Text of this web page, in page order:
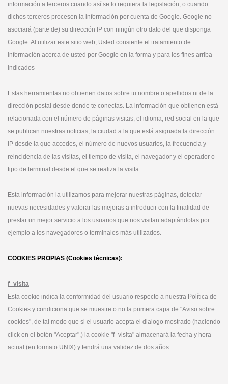
información a terceros cuando así se lo requiera la legislación, o cuando
dichos terceros procesen la información por cuenta de Google. Google no
asociará (parte de) su dirección IP con ningún otro dato del que disponga
Google. Al utilizar este sitio web, Usted consiente el tratamiento de
información acerca de usted por Google en la forma y para los fines arriba
indicados
Estas herramientas no obtienen datos sobre tu nombre o apellidos ni de la
dirección postal desde donde te conectas. La información que obtienen está
relacionada con el número de páginas visitas, el idioma, red social en la que
se publican nuestras noticias, la ciudad a la que está asignada la dirección
IP desde la que accedes, el número de nuevos usuarios, la frecuencia y
reincidencia de las visitas, el tiempo de visita, el navegador y el operador o
tipo de terminal desde el que se realiza la visita.
Esta información la utilizamos para mejorar nuestras páginas, detectar
nuevas necesidades y valorar las mejoras a introducir con la finalidad de
prestar un mejor servicio a los usuarios que nos visitan adaptándolas por
ejemplo a los navegadores o terminales más utilizados.
COOKIES PROPIAS (Cookies técnicas):
f_visita
Esta cookie indica la conformidad del usuario respecto a nuestra Política de
Cookies y condiciona que se muestre o no la primera capa de "Aviso sobre
cookies", de tal modo que si el usuario acepta el dialogo mostrado (haciendo
click en el botón "Aceptar",) la cookie "f_visita" almacenará la fecha y hora
actual (en formato UNIX) y tendrá una validez de dos años.